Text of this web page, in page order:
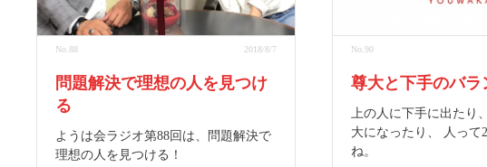
No.88 2018/8/7
問題解決で理想の人を見つけ
る
ようは会ラジオ第88回は、問題解決で
理想の人を見つける！
No.90
尊大と下手のバラ
上の人に下手に出たり
大になったり、 人って
ね。